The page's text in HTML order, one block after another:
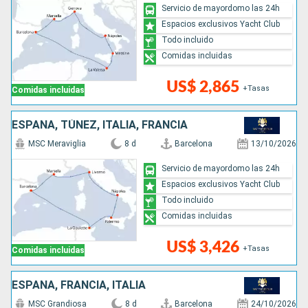
Comidas incluidas US$ 2,865 +Tasas
Servicio de mayordomo las 24h
Espacios exclusivos Yacht Club
Todo incluido
Comidas incluidas
ESPAÑA, TÚNEZ, ITALIA, FRANCIA
Comidas incluidas
MSC Meraviglia 8 d Barcelona 13/10/2026
US$ 3,426 +Tasas
Servicio de mayordomo las 24h
Espacios exclusivos Yacht Club
Todo incluido
Comidas incluidas
ESPAÑA, FRANCIA, ITALIA
MSC Grandiosa 8 d Barcelona 24/10/2026